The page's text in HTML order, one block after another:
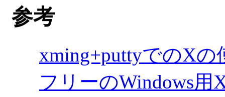
参考
xming+puttyでのX
フリーのWindows